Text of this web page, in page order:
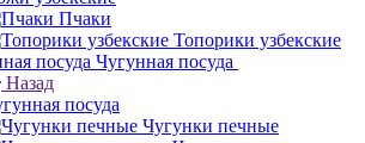
Пчаки
Топорики узбекские
Чугунная посуда
Назад
посуда
Чугунки печные